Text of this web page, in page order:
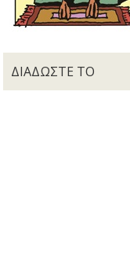
ΔΙΑΔΩΣΤΕ ΤΟ